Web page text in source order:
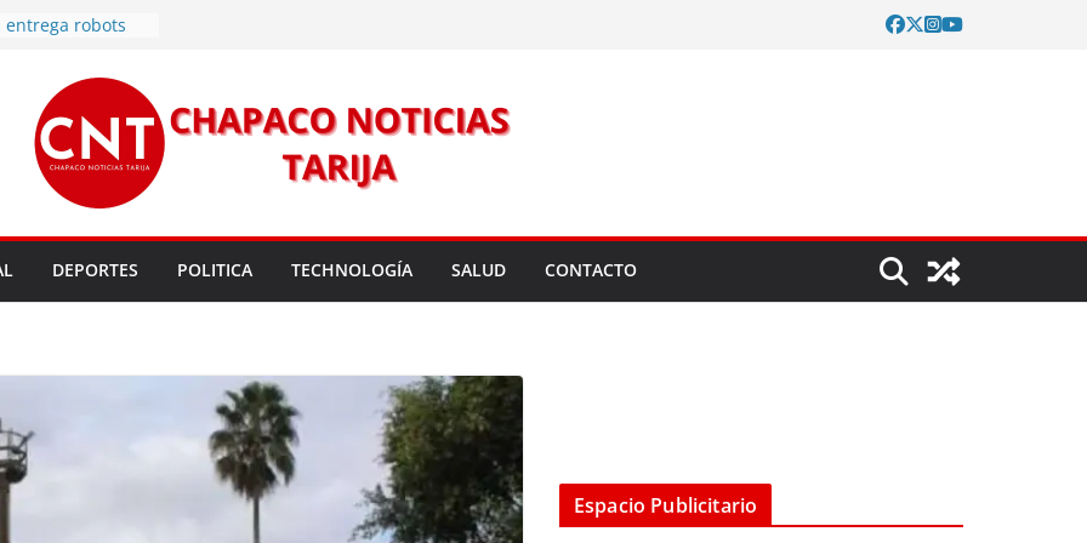
legales para
entrega robots
fortalecer la
en Tarija
golpean Tarija;
en desastre
de energía
a vecinos
DEPORTES POLITICA TECHNOLOGÍA SALUD CONTACTO
Espacio Publicitario